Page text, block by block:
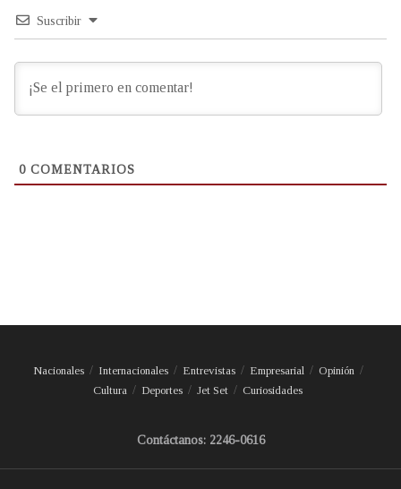
Suscribir
0 COMENTARIOS
Nacionales Internacionales Entrevistas Empresarial
Opinión
Cultura
Deportes Jet Set Curiosidades
Contáctanos: 2246-0616